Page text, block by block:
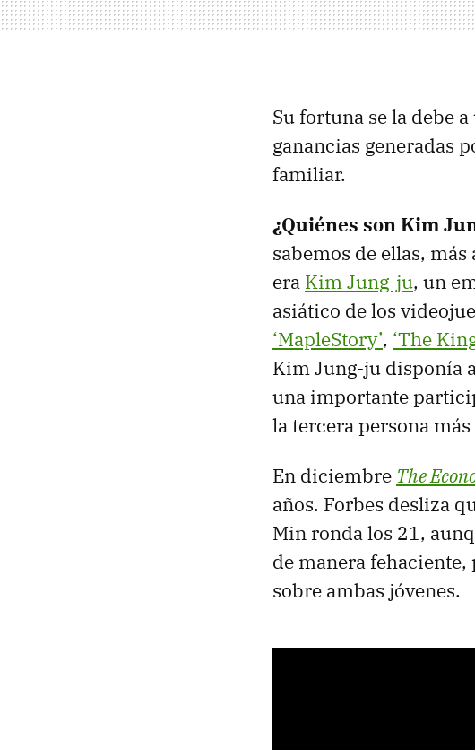
Su fortuna se la debe
ganancias generadas
familiar.
¿Quiénes son Kim
sabemos de ellas,
era Kim Jung-ju, un
asiático de los
‘MapleStory’, ‘The
Kim Jung-ju disponía
una importante
la tercera persona
En diciembre The
años. Forbes desliza
Min ronda los 21,
de manera
sobre ambas jóvenes.